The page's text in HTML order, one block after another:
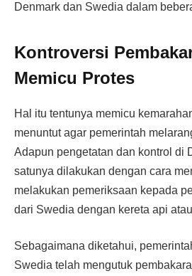
Denmark dan Swedia dalam
Kontroversi
Memicu Protes
Hal itu tentunya memicu
menuntut agar pemerintah
Adapun pengetatan dan kontrol di
satunya dilakukan dengan cara
melakukan pemeriksaan kepada
dari Swedia dengan kereta api
Sebagaimana diketahui,
Swedia telah mengutuk